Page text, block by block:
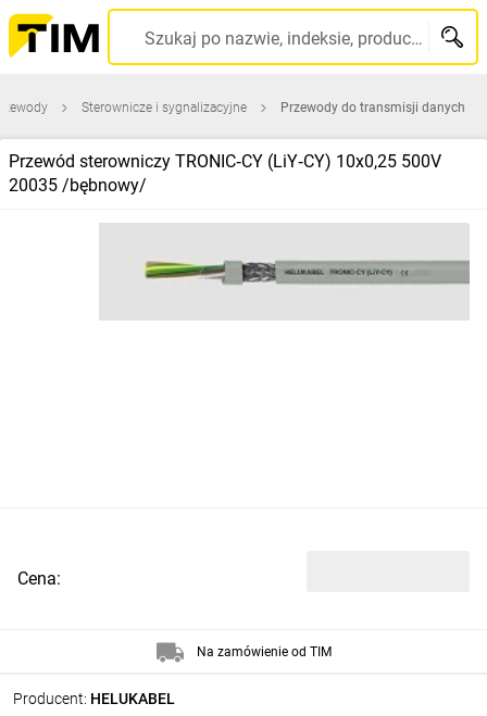
Szukaj po nazwie, indeksie, producencie, kodzie kreskowym...
Sterownicze i sygnalizacyjne Przewody do transmisji danych
Przewód sterowniczy TRONIC‑CY (LiY‑CY) 10x0,25 500V
20035 /bębnowy/
Producent: HELUKABEL
Cena:
Na zamówienie od TIM